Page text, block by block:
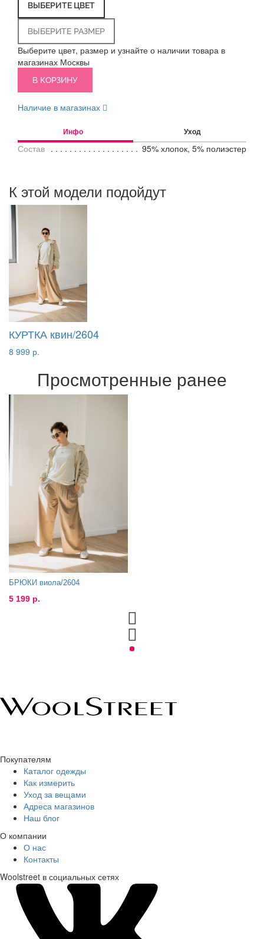
ВЫБЕРИТЕ ЦВЕТ
ВЫБЕРИТЕ РАЗМЕР
Выберите цвет, размер и узнайте о наличии товара в
магазинах Москвы
В КОРЗИНУ
Наличие в магазинах
Инфо Уход
Состав 95% хлопок, 5% полиэстер
К этой модели подойдут
КУРТКА квин/2604
8 999 р.
Просмотренные ранее
БРЮКИ виола/2604
5 199 р.
Покупателям
Каталог одежды
Как измерить
Уход за вещами
Адреса магазинов
Наш блог
О компании
О нас
Контакты
Woolstreet в социальных сетях